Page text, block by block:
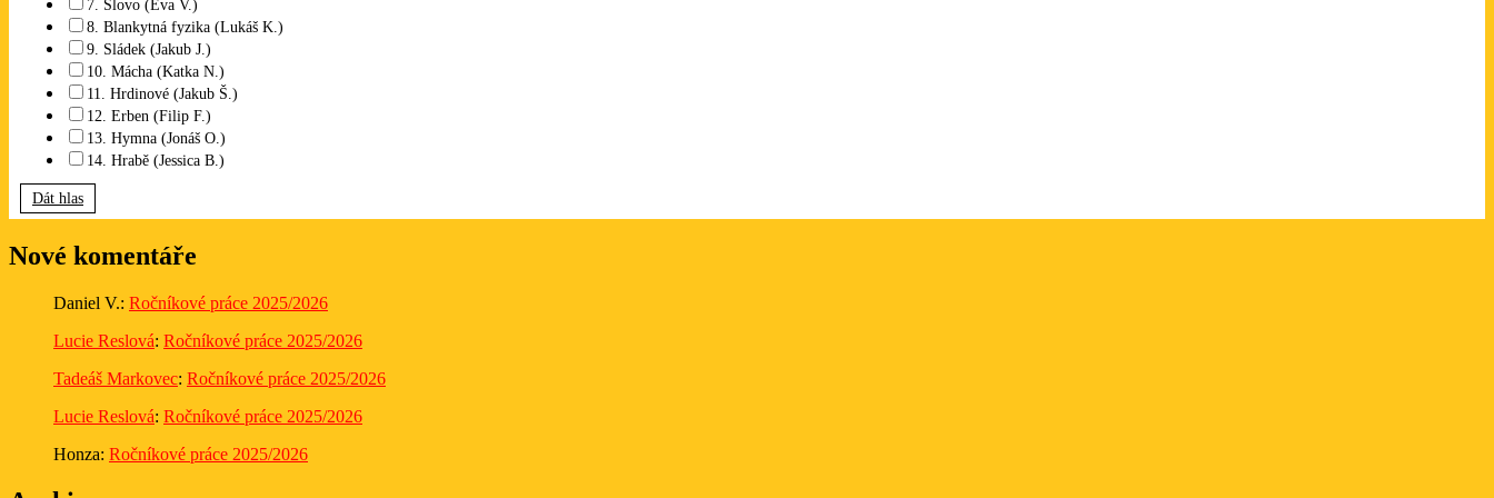
7. Slovo (Eva V.)
8. Blankytná fyzika (Lukáš K.)
9. Sládek (Jakub J.)
10. Mácha (Katka N.)
11. Hrdinové (Jakub Š.)
12. Erben (Filip F.)
13. Hymna (Jonáš O.)
14. Hrabě (Jessica B.)
Dát hlas
Nové komentáře
Daniel V.: Ročníkové práce 2025/2026
Lucie Reslová: Ročníkové práce 2025/2026
Tadeáš Markovec: Ročníkové práce 2025/2026
Lucie Reslová: Ročníkové práce 2025/2026
Honza: Ročníkové práce 2025/2026